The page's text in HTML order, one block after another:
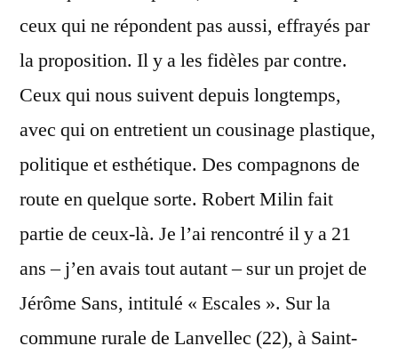
ceux qui ne répondent pas aussi, effrayés par
la proposition. Il y a les fidèles par contre.
Ceux qui nous suivent depuis longtemps,
avec qui on entretient un cousinage plastique,
politique et esthétique. Des compagnons de
route en quelque sorte. Robert Milin fait
partie de ceux-là. Je l’ai rencontré il y a 21
ans – j’en avais tout autant – sur un projet de
Jérôme Sans, intitulé « Escales ». Sur la
commune rurale de Lanvellec (22), à Saint-